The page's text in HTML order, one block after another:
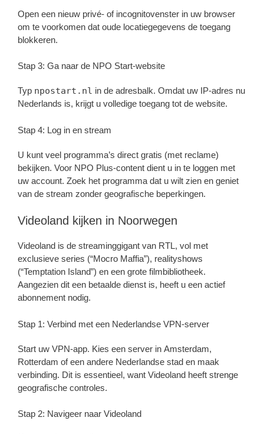
Open een nieuw privé- of incognitovenster in uw browser
om te voorkomen dat oude locatiegegevens de toegang
blokkeren.
Stap 3: Ga naar de NPO Start-website
Typ npostart.nl in de adresbalk. Omdat uw IP-adres nu
Nederlands is, krijgt u volledige toegang tot de website.
Stap 4: Log in en stream
U kunt veel programma’s direct gratis (met reclame)
bekijken. Voor NPO Plus-content dient u in te loggen met
uw account. Zoek het programma dat u wilt zien en geniet
van de stream zonder geografische beperkingen.
Videoland kijken in Noorwegen
Videoland is de streaminggigant van RTL, vol met
exclusieve series (“Mocro Maffia”), realityshows
(“Temptation Island”) en een grote filmbibliotheek.
Aangezien dit een betaalde dienst is, heeft u een actief
abonnement nodig.
Stap 1: Verbind met een Nederlandse VPN-server
Start uw VPN-app. Kies een server in Amsterdam,
Rotterdam of een andere Nederlandse stad en maak
verbinding. Dit is essentieel, want Videoland heeft strenge
geografische controles.
Stap 2: Navigeer naar Videoland